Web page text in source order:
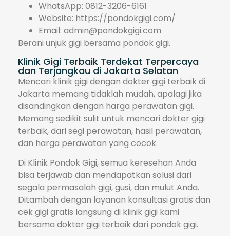
WhatsApp: 0812-3206-6161
Website: https://pondokgigi.com/
Email: admin@pondokgigi.com
Berani unjuk gigi bersama pondok gigi.
Klinik Gigi Terbaik Terdekat Terpercaya
dan Terjangkau di Jakarta Selatan
Mencari klinik gigi dengan dokter gigi terbaik di
Jakarta memang tidaklah mudah, apalagi jika
disandingkan dengan harga perawatan gigi.
Memang sedikit sulit untuk mencari dokter gigi
terbaik, dari segi perawatan, hasil perawatan,
dan harga perawatan yang cocok.
Di Klinik Pondok Gigi, semua keresehan Anda
bisa terjawab dan mendapatkan solusi dari
segala permasalah gigi, gusi, dan mulut Anda.
Ditambah dengan layanan konsultasi gratis dan
cek gigi gratis langsung di klinik gigi kami
bersama dokter gigi terbaik dari pondok gigi.